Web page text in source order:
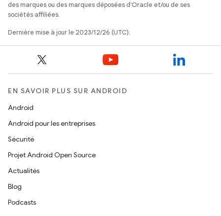
des marques ou des marques déposées d'Oracle et/ou de ses
sociétés affiliées.
Dernière mise à jour le 2023/12/26 (UTC).
EN SAVOIR PLUS SUR ANDROID
Android
Android pour les entreprises
Sécurité
Projet Android Open Source
Actualités
Blog
Podcasts